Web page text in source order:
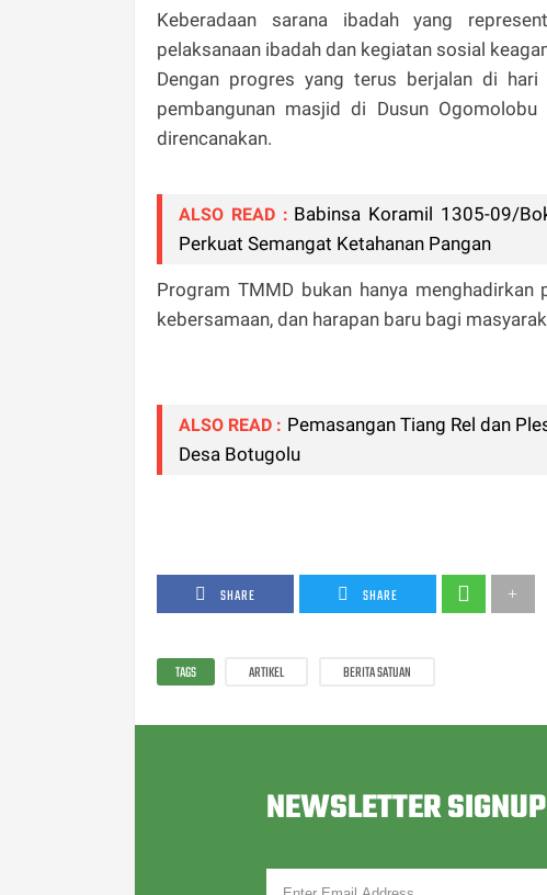
Keberadaan sarana ibadah yang
pelaksanaan ibadah dan kegiatan sosial
Dengan progres yang terus berjalan di
pembangunan masjid di Dusun
direncanakan.
ALSO READ : Babinsa Koramil 1305-09/
Perkuat Semangat Ketahanan Pangan
Program TMMD bukan hanya
kebersamaan, dan harapan baru bagi
ALSO READ : Pemasangan Tiang Rel dan
Desa Botugolu
SHARE SHARE
TAGS ARTIKEL BERITA SATUAN
NEWSLETTER SIGNUP